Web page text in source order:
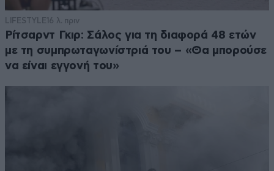
LIFESTYLE16 λ. πριν
Ρίτσαρντ Γκιρ: Σάλος για τη διαφορά 48 ετών
με τη συμπρωταγωνίστριά του – «Θα μπορούσε
να είναι εγγονή του»